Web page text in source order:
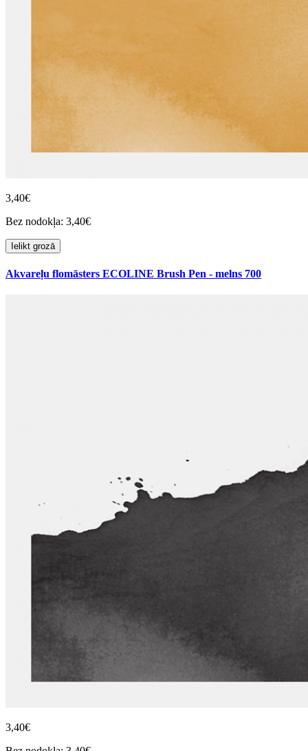
3,40€
Bez nodokļa: 3,40€
Ielikt grozā
Akvareļu flomāsters ECOLINE Brush Pen - melns 700
3,40€